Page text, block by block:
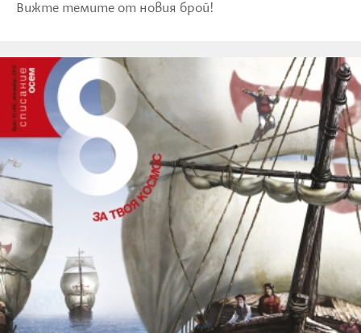
Вижте темите от новия брой!